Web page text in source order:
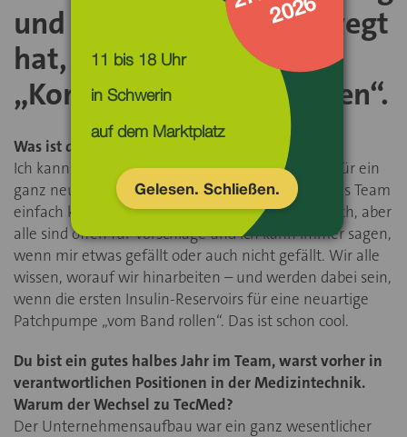
und erzählt, was ihn bewegt
hat, für TecMed seine
„Komfortzone zu verlassen“.
Was ist das Besondere an deiner Arbeit?
Ich kann mitgestalten, ein neues Unternehmen für ein
ganz neues Produkt mit aufbauen. Zugleich ist das Team
einfach klasse. Es ist sehr vielfältig, findet sich noch, aber
alle sind offen für Vorschläge und ich kann immer sagen,
wenn mir etwas gefällt oder auch nicht gefällt. Wir alle
wissen, worauf wir hinarbeiten – und werden dabei sein,
wenn die ersten Insulin-Reservoirs für eine neuartige
Patchpumpe „vom Band rollen“. Das ist schon cool.
Du bist ein gutes halbes Jahr im Team, warst vorher in
verantwortlichen Positionen in der Medizintechnik.
Warum der Wechsel zu TecMed?
Der Unternehmensaufbau war ein ganz wesentlicher
6
11 bis 18 Uhr
auf dem Marktplatz
Gelesen. Schließen.